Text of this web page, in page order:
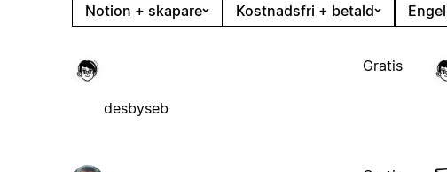
Notion + skapare Kostnadsfri + betald
desbyseb
Gratis